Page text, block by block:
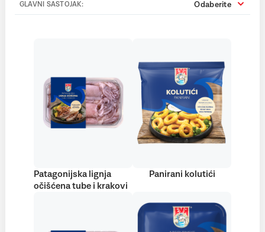
GLAVNI SASTOJAK: Odaberite
Patagonijska lignja
očišćena tube i krakovi
Panirani kolutići